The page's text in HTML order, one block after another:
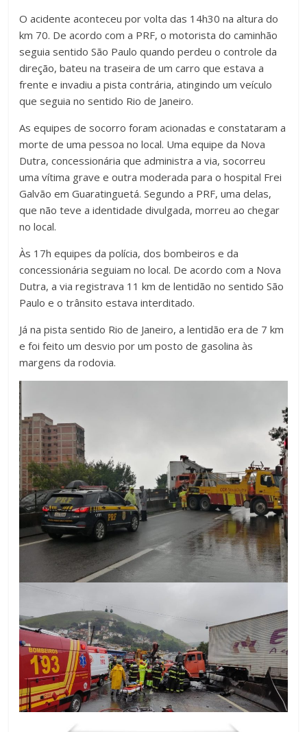
O acidente aconteceu por volta das 14h30 na altura do
km 70. De acordo com a PRF, o motorista do caminhão
seguia sentido São Paulo quando perdeu o controle da
direção, bateu na traseira de um carro que estava a
frente e invadiu a pista contrária, atingindo um veículo
que seguia no sentido Rio de Janeiro.
As equipes de socorro foram acionadas e constataram a
morte de uma pessoa no local. Uma equipe da Nova
Dutra, concessionária que administra a via, socorreu
uma vítima grave e outra moderada para o hospital Frei
Galvão em Guaratinguetá. Segundo a PRF, uma delas,
que não teve a identidade divulgada, morreu ao chegar
no local.
Às 17h equipes da polícia, dos bombeiros e da
concessionária seguiam no local. De acordo com a Nova
Dutra, a via registrava 11 km de lentidão no sentido São
Paulo e o trânsito estava interditado.
Já na pista sentido Rio de Janeiro, a lentidão era de 7 km
e foi feito um desvio por um posto de gasolina às
margens da rodovia.